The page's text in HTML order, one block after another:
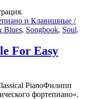
и Клавишные /
Blues, Songbook, Soul.
For Easy
Филипп
фортепиано».